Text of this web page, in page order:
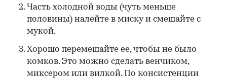
Часть холодной воды (чуть меньше
половины) налейте в миску и смешайте с
мукой.
Хорошо перемешайте ее, чтобы не было
комков. Это можно сделать венчиком,
миксером или вилкой. По консистенции